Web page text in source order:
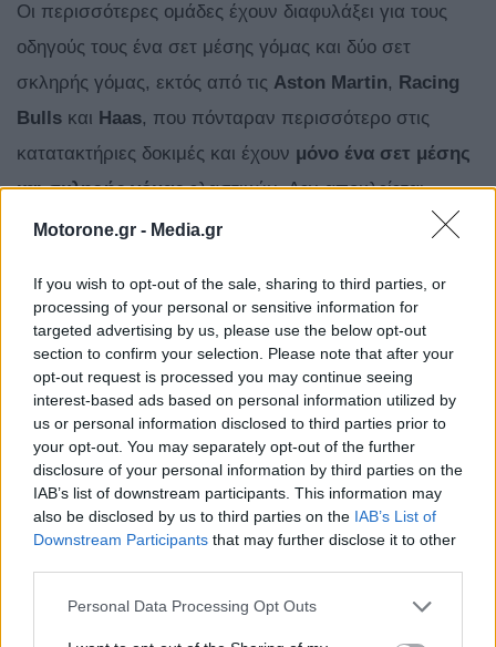
Motorone.gr - Media.gr
If you wish to opt-out of the sale, sharing to third parties, or
processing of your personal or sensitive information for
targeted advertising by us, please use the below opt-out
section to confirm your selection. Please note that after your
opt-out request is processed you may continue seeing
interest-based ads based on personal information utilized by
us or personal information disclosed to third parties prior to
your opt-out. You may separately opt-out of the further
disclosure of your personal information by third parties on the
IAB’s list of downstream participants. This information may
also be disclosed by us to third parties on the IAB’s List of
Downstream Participants that may further disclose it to other
Personal Data Processing Opt Outs
Οι περισσότερες ομάδες έχουν διαφυλάξει για τους
οδηγούς τους ένα σετ μέσης γόμας και δύο σετ
σκληρής γόμας, εκτός από τις Aston Martin, Racing
Bulls και Haas, που πόνταραν περισσότερο στις
κατατακτήριες δοκιμές και έχουν μόνο ένα σετ μέσης
και σκληρής γόμαςελαστικών. Δεν αποκλείεται
κάποιοι από αυτούς να χρησιμοποιήσουν και τη
Έπειτα από το ατύχημα τουFranco
στο Q1,
που τον περιόρισε στην τελευταία θέση, η